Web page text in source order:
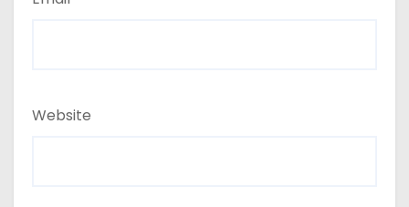
Website